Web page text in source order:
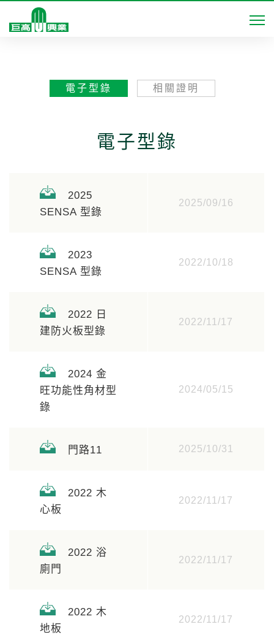
電子型錄 相關證明
電子型錄
2025
SENSA 型錄
2025/09/16
2023
SENSA 型錄
2022/10/18
2022 日
建防火板型錄
2022/11/17
2024 金
旺功能性角材型
錄
2024/05/15
門路11 2025/10/31
2022 木
心板
2022/11/17
2022 浴
廁門
2022/11/17
2022 木
地板
2022/11/17